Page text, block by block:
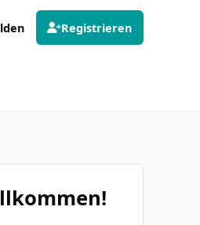
Registrieren